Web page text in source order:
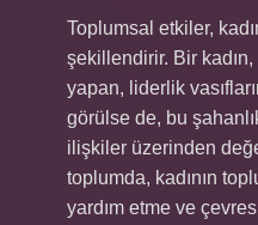
Toplumsal etkiler,
şekillendirir. Bir
yapan, liderlik
görülse de, bu
ilişkiler üzerinden
toplumda, kadının
yardım etme ve